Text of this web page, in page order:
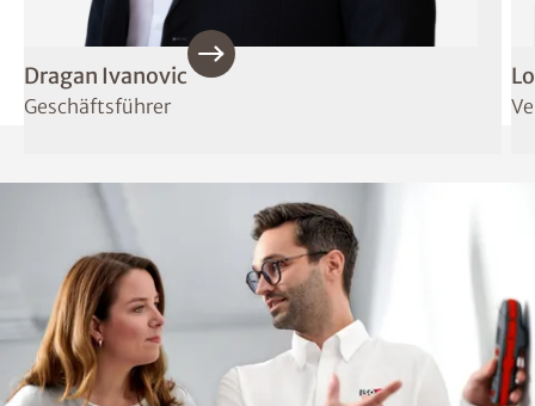
Dragan Ivanovic
Geschäftsführer